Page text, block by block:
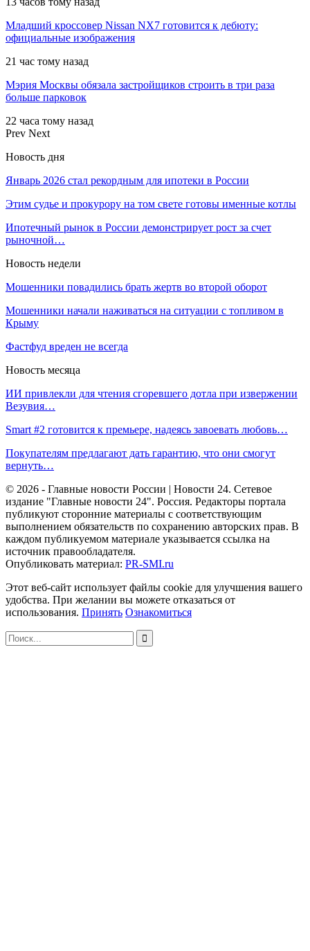
Младший кроссовер Nissan NX7 готовится к дебюту:
официальные изображения
21 час тому назад
Мэрия Москвы обязала застройщиков строить в три раза
больше парковок
22 часа тому назад
Prev Next
Новость дня
Январь 2026 стал рекордным для ипотеки в России
Этим судье и прокурору на том свете готовы именные котлы
Ипотечный рынок в России демонстрирует рост за счет
рыночной…
Новость недели
Мошенники повадились брать жертв во второй оборот
Мошенники начали наживаться на ситуации с топливом в
Крыму
Фастфуд вреден не всегда
Новость месяца
ИИ привлекли для чтения сгоревшего дотла при извержении
Везувия…
Smart #2 готовится к премьере, надеясь завоевать любовь…
Покупателям предлагают дать гарантию, что они смогут
вернуть…
© 2026 - Главные новости России | Новости 24. Сетевое
издание "Главные новости 24". Россия. Редакторы портала
публикуют сторонние материалы с соответствующим
выполнением обязательств по сохранению авторских прав. В
каждом публикуемом материале указывается ссылка на
источник правообладателя.
Опубликовать материал: PR-SMI.ru
Этот веб-сайт использует файлы cookie для улучшения вашего
удобства. При желании вы можете отказаться от
использования. Принять Ознакомиться